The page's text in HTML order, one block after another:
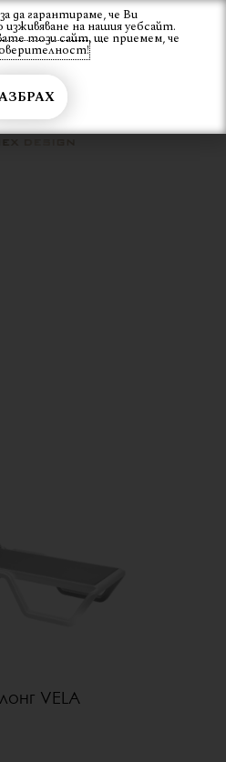
VELA
да гарантираме, че Ви
на нашия уебсайт.
този сайт, ще приемем, че